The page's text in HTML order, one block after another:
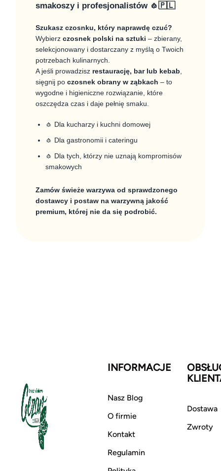
smakoszy i profesjonalistów 🧄🇵🇱
Szukasz czosnku, który naprawdę czuć?
Wybierz czosnek polski na sztuki – zbierany,
selekcjonowany i dostarczany z myślą o Twoich
potrzebach kulinarnych.
A jeśli prowadzisz restaurację, bar lub kebab
sięgnij po czosnek obrany w ząbkach – to
wygodne i higieniczne rozwiązanie, które
oszczędza czas i daje pełnię smaku.
🧄 Dla kucharzy i kuchni domowej
🧄 Dla gastronomii i cateringu
🧄 Dla tych, którzy nie uznają kompromisów
smakowych
Zamów świeże warzywa od sprawdzonego
dostawcy i postaw na warzywną jakość
premium, której nie da się podrobić.
INFORMACJE
Nasz Blog
O firmie
Kontakt
Regulamin
Dostawa
Zwroty